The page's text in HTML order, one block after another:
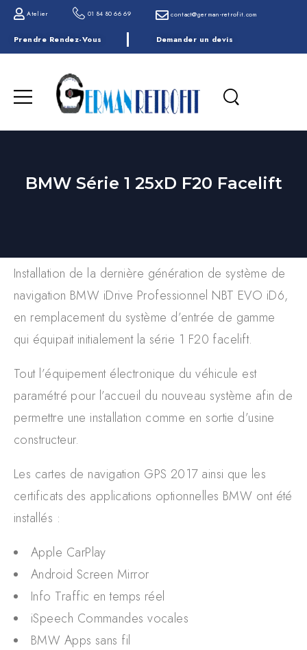
Atelier 01 84 80 66 69 contact@german-retrofit.com
Prendre Rendez-Vous Demander un devis
BMW Série 1 25xD F20 Facelift
Installation de la dernière génération de système de
navigation BMW iDrive Professionnel NBT EVO iD6,
en remplacement du système d’entrée de gamme
qui équipait initialement la série 1 F20 facelift.
Tout l’équipement électronique du véhicule est
paramétré pour l’accueil du nouveau système afin de
permettre une installation comme en sortie d’usine
constructeur.
Les cartes de navigation GPS 2017 ainsi que les
certificats des applications optionnelles BMW ont été
installés :
Apple CarPlay
Android Screen Mirror
Info Traffic en temps réel
iSpeech Commandes vocales
BMW Apps sans fil